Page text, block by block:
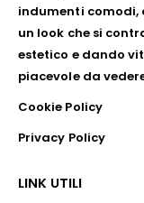
indumenti comodi,
un look che si
estetico e dando
piacevole da
Cookie Policy
Privacy Policy
LINK UTILI